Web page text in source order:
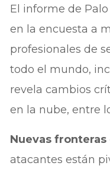
El informe de
en la encuesta a
profesionales de
todo el mundo,
revela cambios
en la nube, entre
Nuevas
atacantes están